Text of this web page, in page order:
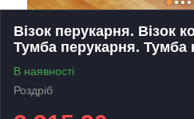
Візок перукарня. Візок
Тумба перукарня. Тумба
В наявності
Роздріб